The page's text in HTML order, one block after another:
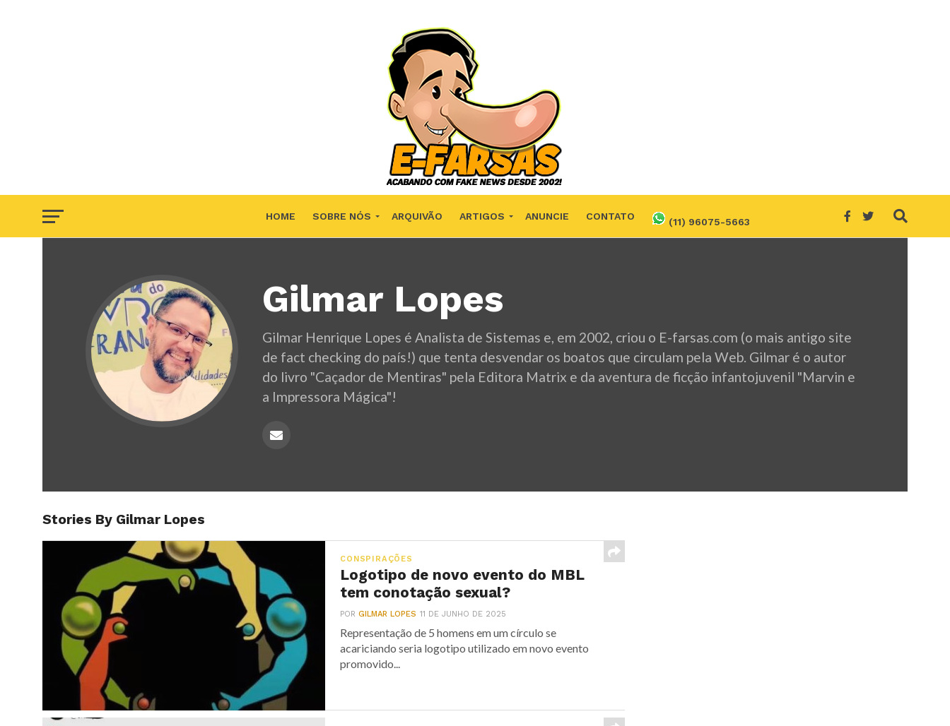
HOME SOBRE NÓS ARQUIVÃO ARTIGOS ANUNCIE CONTATO (11) 96075-5663
Gilmar Lopes
Gilmar Henrique Lopes é Analista de Sistemas e, em 2002, criou o E-farsas.com (o mais antigo site
de fact checking do país!) que tenta desvendar os boatos que circulam pela Web. Gilmar é o autor
do livro "Caçador de Mentiras" pela Editora Matrix e da aventura de ficção infantojuvenil "Marvin e
a Impressora Mágica"!
Stories By Gilmar Lopes
CONSPIRAÇÕES
Logotipo de novo evento do MBL
tem conotação sexual?
PORGILMAR LOPES 11 DE JUNHO DE 2025
Representação de 5 homens em um círculo se
acariciando seria logotipo utilizado em novo evento
promovido...